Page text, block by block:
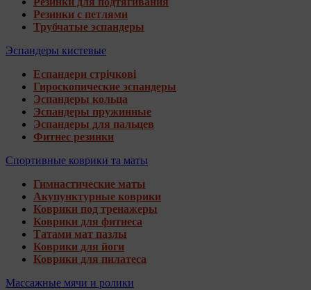
Резинки с петлями
Трубчатые эспандеры
Эспандеры кистевые
Еспандери стрічкові
Гироскопические эспандеры
Эспандеры кольца
Эспандеры пружинные
Эспандеры для пальцев
Фитнес резинки
Спортивные коврики та маты
Гимнастические маты
Акупунктурные коврики
Коврики под тренажеры
Коврики для фитнеса
Татами мат пазлы
Коврики для йоги
Коврики для пилатеса
Массажные мячи и ролики